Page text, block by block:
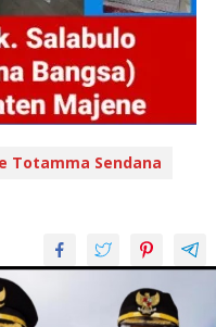
Totamma Sendana